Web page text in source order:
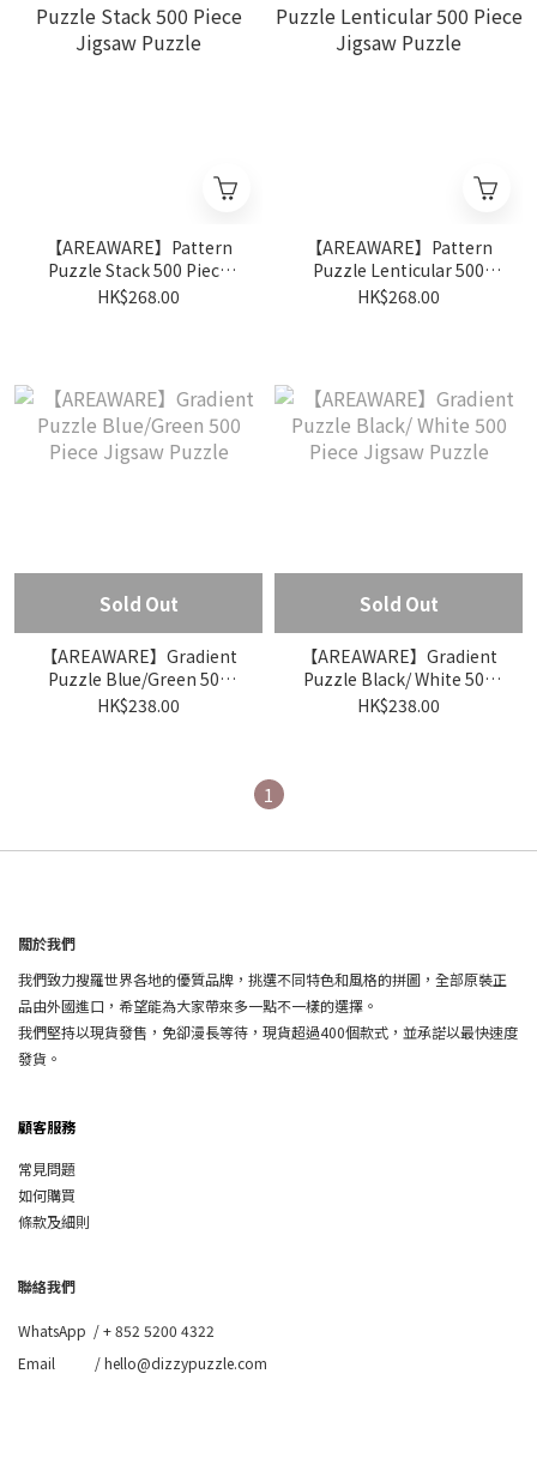
【AREAWARE】Pattern
Puzzle Stack 500 Piece
Jigsaw Puzzle
HK$268.00
【AREAWARE】Pattern
Puzzle Lenticular 500
Piece Jigsaw Puzzle
HK$268.00
Sold Out
【AREAWARE】Gradient
Puzzle Blue/Green 500
Piece Jigsaw Puzzle
HK$238.00
Sold Out
【AREAWARE】Gradient
Puzzle Black/ White 500
Piece Jigsaw Puzzle
HK$238.00
1
關於我們
我們致力搜羅世界各地的優質品牌，挑選不同特色和風格的拼圖，全部原裝正
品由外國進口，希望能為大家帶來多一點不一樣的選擇。
我們堅持以現貨發售，免卻漫長等待，現貨超過400個款式，並承諾以最快速度
發貨。
顧客服務
常見問題
如何購買
條款及細則
聯絡我們
WhatsApp /+ 852 5200 4322
Email / hello@dizzypuzzle.com